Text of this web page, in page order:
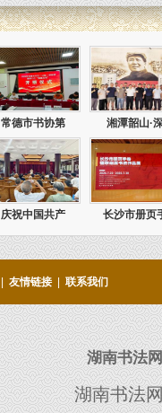
常德市书协第 湘潭韶山·
庆祝中国共产 长沙市册页
友情链接 联系我们
湖南书法
湖南书法